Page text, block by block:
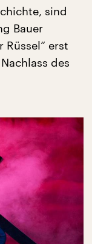
sind
Bauer
Rüssel“ erst
des